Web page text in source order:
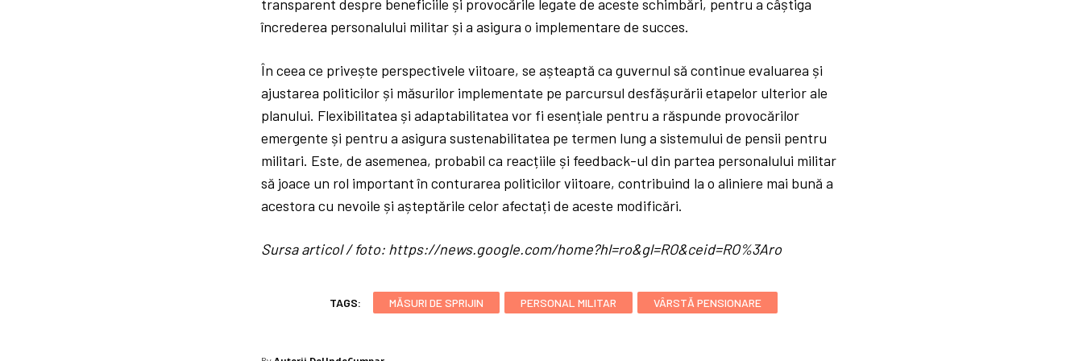
transparent despre beneficiile și provocările legate de aceste schimbări, pentru a câștiga
încrederea personalului militar și a asigura o implementare de succes.
În ceea ce privește perspectivele viitoare, se așteaptă ca guvernul să continue evaluarea și
ajustarea politicilor și măsurilor implementate pe parcursul desfășurării etapelor ulterior ale
planului. Flexibilitatea și adaptabilitatea vor fi esențiale pentru a răspunde provocărilor
emergente și pentru a asigura sustenabilitatea pe termen lung a sistemului de pensii pentru
militari. Este, de asemenea, probabil ca reacțiile și feedback-ul din partea personalului militar
să joace un rol important în conturarea politicilor viitoare, contribuind la o aliniere mai bună a
acestora cu nevoile și așteptările celor afectați de aceste modificări.
Sursa articol / foto: https://news.google.com/home?hl=ro&gl=RO&ceid=RO%3Aro
TAGS: MĂSURI DE SPRIJIN PERSONAL MILITAR VÂRSTĂ PENSIONARE